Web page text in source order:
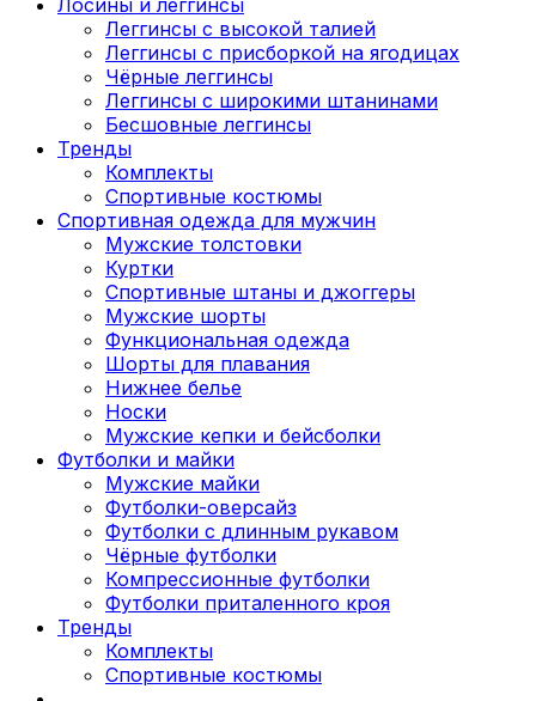
Леггинсы с высокой талией
Леггинсы с присборкой на ягодицах
Чёрные леггинсы
Леггинсы с широкими штанинами
Бесшовные леггинсы
Тренды
Комплекты
Спортивные костюмы
Спортивная одежда для мужчин
Мужские толстовки
Куртки
Спортивные штаны и джоггеры
Мужские шорты
Функциональная одежда
Шорты для плавания
Нижнее белье
Носки
Мужские кепки и бейсболки
Футболки и майки
Мужские майки
Футболки-оверсайз
Футболки с длинным рукавом
Чёрные футболки
Компрессионные футболки
Футболки приталенного кроя
Тренды
Комплекты
Спортивные костюмы